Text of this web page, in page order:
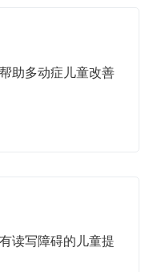
助多动症儿童改善
读写障碍的儿童提